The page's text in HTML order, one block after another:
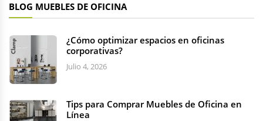
BLOG MUEBLES DE OFICINA
¿Cómo optimizar espacios en oficinas
corporativas?
Julio 4, 2026
Tips para Comprar Muebles de Oficina en
Línea